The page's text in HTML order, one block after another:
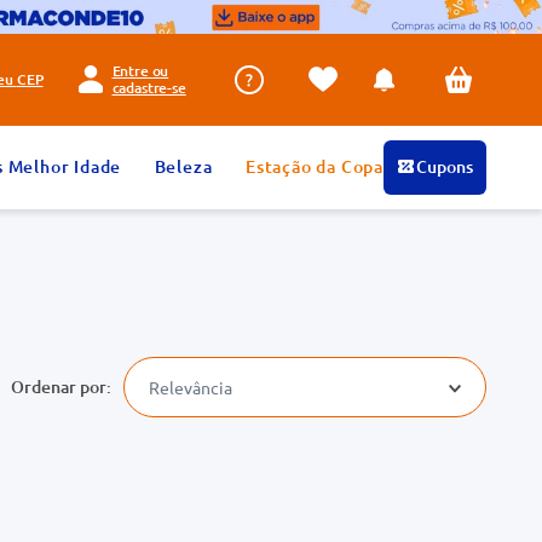
CEP
Entre ou
cadastre-se
Melhor Idade Beleza Estação da Copa Cupons
Relevância